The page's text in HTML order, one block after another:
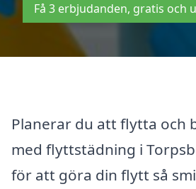
Få 3 erbjudanden, gratis och
Planerar du att flytta och
med flyttstädning i
för att göra din flytt så